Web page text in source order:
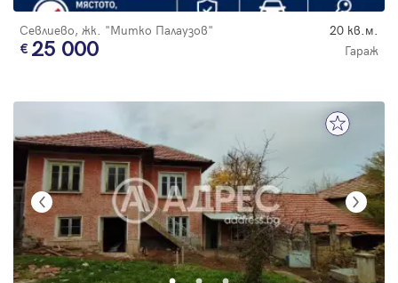
Севлиево, жк. "Митко Палаузов" 20 кв.м.
25 000 Гараж